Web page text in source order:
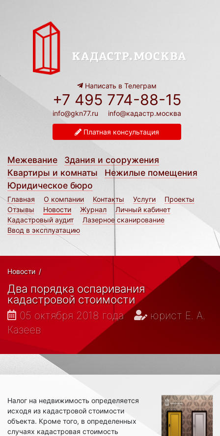
Написать в Телеграм
+7 495 774-88-15
info@gkn77.ru info@кадастр.москва
Платная консультация
Межевание
Здания и сооружения
Квартиры и комнаты
Нежилые помещения
Юридическое бюро
Главная О компании Контакты Услуги
Проекты
Отзывы
Новости Журнал
Личный кабинет
Кадастровый аудит
Лазерное сканирование
Ввод в эксплуатацию
Новости /
Два порядка оспаривания
кадастровой стоимости
05 октября 2018 года
юрист Е. А.
Казеев
Налог на недвижимость определяется
исходя из кадастровой стоимости
объекта. Кроме того, в определенных
случаях кадастровая стоимость